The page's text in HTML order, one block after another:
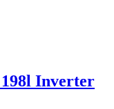
Inverter